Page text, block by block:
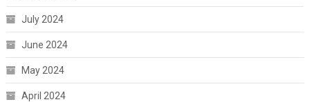
July 2024
June 2024
May 2024
April 2024